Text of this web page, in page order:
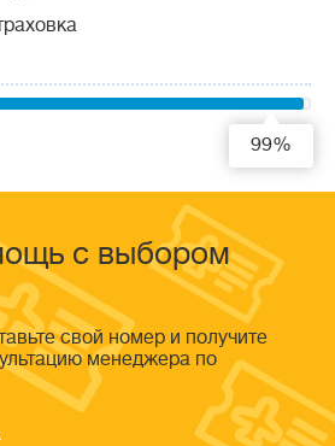
99%
с выбором
свой номер и получите
менеджера по